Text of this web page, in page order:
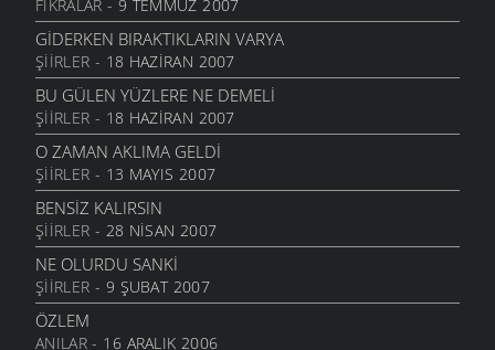
YAZIK
16 ŞUBAT 2006
SULAR SOĞUK MU
8 ŞUBAT 2006
ÖZ ANASI
29 OCAK 2006
DUMAN DAĞA YUKARI
23 OCAK 2006
DÜŞÜM İSTANBUL
25 HAZIRAN 2005
PETROL LAMBASI
22 HAZIRAN 2005
FIKRALAR - 9 TEMMUZ 2007
GIDERKEN BIRAKTIKLARIN VARYA
ŞIIRLER - 18 HAZIRAN 2007
BU GÜLEN YÜZLERE NE DEMELI
ŞIIRLER - 18 HAZIRAN 2007
O ZAMAN AKLIMA GELDI
ŞIIRLER - 13 MAYIS 2007
BENSIZ KALIRSIN
ŞIIRLER - 28 NISAN 2007
NE OLURDU SANKI
ŞIIRLER - 9 ŞUBAT 2007
ÖZLEM
ANILAR- 16 ARALIK 2006